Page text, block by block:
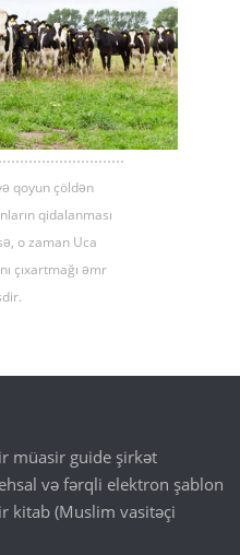
qoyun çöldən
qidalanması
o zaman Uca
çıxartmağı əmr
müasir guide şirkət
və fərqli elektron şablon
kitab (Muslim vasitəçi